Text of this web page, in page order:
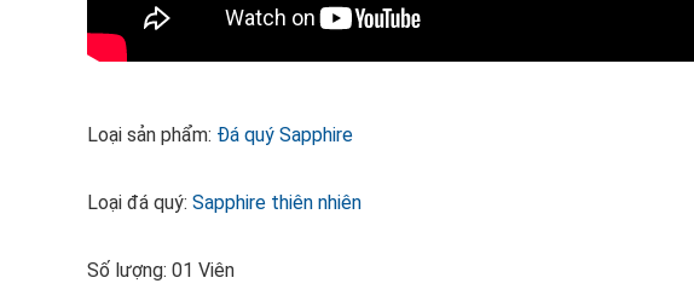
Loại sản phẩm: Đá quý Sapphire
Loại đá quý: Sapphire thiên nhiên
Số lượng: 01 Viên